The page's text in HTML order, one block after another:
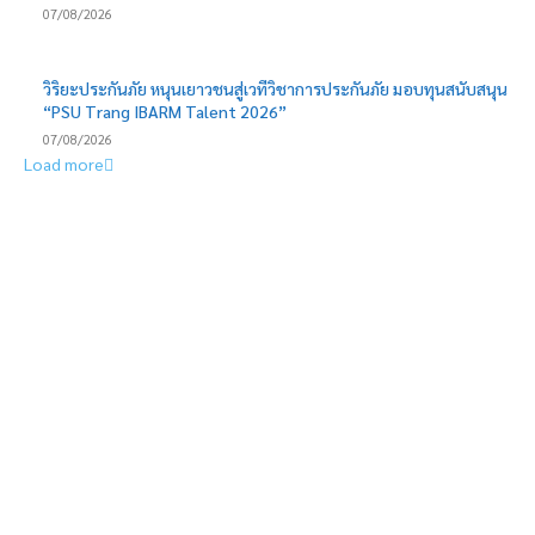
07/08/2026
วิริยะประกันภัย หนุนเยาวชนสู่เวทีวิชาการประกันภัย มอบทุนสนับสนุน
“PSU Trang IBARM Talent 2026”
07/08/2026
Load more